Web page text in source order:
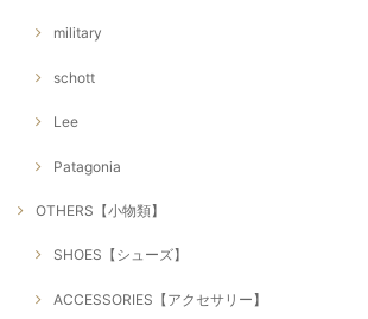
military
schott
Lee
Patagonia
OTHERS【小物類】
SHOES【シューズ】
ACCESSORIES【アクセサリー】